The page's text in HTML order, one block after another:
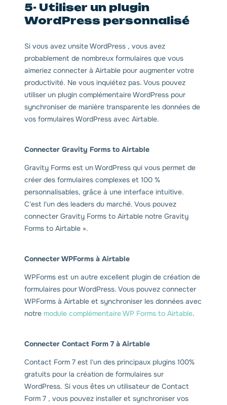
5- Utiliser un plugin
WordPress personnalisé
Si vous avez unsite WordPress , vous avez
probablement de nombreux formulaires que vous
aimeriez connecter à Airtable pour augmenter votre
productivité. Ne vous inquiétez pas. Vous pouvez
utiliser un plugin complémentaire WordPress pour
synchroniser de manière transparente les données de
vos formulaires WordPress avec Airtable.
Connecter Gravity Forms to Airtable
Gravity Forms est un WordPress qui vous permet de
créer des formulaires complexes et 100 %
personnalisables, grâce à une interface intuitive.
C'est l'un des leaders du marché. Vous pouvez
connecter Gravity Forms to Airtable notre Gravity
Forms to Airtable ».
Connecter WPForms à Airtable
WPForms est un autre excellent plugin de création de
formulaires pour WordPress. Vous pouvez connecter
WPForms à Airtable et synchroniser les données avec
notre module complémentaire WP Forms to Airtable.
Connecter Contact Form 7 à Airtable
Contact Form 7 est l'un des principaux plugins 100%
gratuits pour la création de formulaires sur
WordPress. Si vous êtes un utilisateur de Contact
Form 7 , vous pouvez installer et synchroniser vos